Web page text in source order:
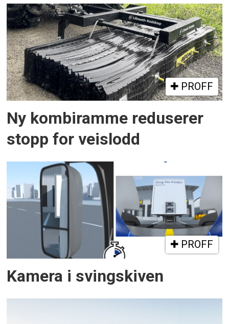
PROFF
Ny kombiramme reduserer
stopp for veislodd
PROFF
Kamera i svingskiven